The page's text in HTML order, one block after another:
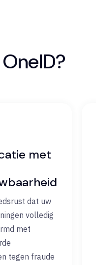
met
dat uw
volledig
met
tegen fraude